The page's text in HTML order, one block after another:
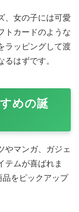
、女の子には可愛
トカードのような
ラッピングして渡
はずです。
めの誕
やマンガ、ガジェ
テムが喜ばれま
をピックアップ